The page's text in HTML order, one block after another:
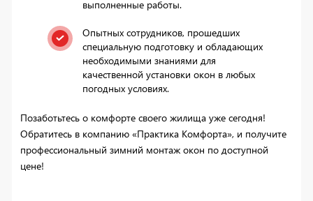
выполненные работы.
Опытных сотрудников, прошедших
специальную подготовку и обладающих
необходимыми знаниями для
качественной установки окон в любых
погодных условиях.
Позаботьтесь о комфорте своего жилища уже сегодня!
Обратитесь в компанию «Практика Комфорта», и получите
профессиональный зимний монтаж окон по доступной
цене!